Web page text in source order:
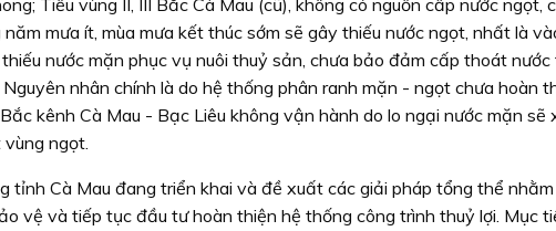
mưa ít, mùa mưa kết thúc sớm sẽ gây thiếu nước ngọt, nhất là
nước mặn phục vụ nuôi thuỷ sản, chưa bảo đảm cấp thoát nước
nhân chính là do hệ thống phân ranh mặn - ngọt chưa hoàn
kênh Cà Mau - Bạc Liêu không vận hành do lo ngại nước mặn sẽ
ngọt.
tỉnh Cà Mau đang triển khai và đề xuất các giải pháp tổng thể
vệ và tiếp tục đầu tư hoàn thiện hệ thống công trình thuỷ lợi. Mục